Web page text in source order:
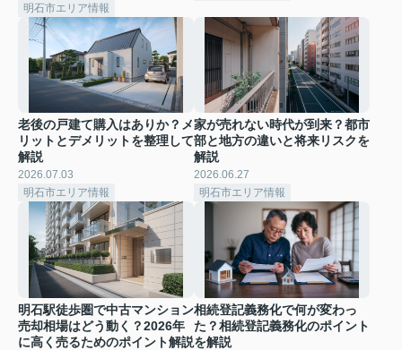
明石市エリア情報
老後の戸建て購入はありか？メ
リットとデメリットを整理して
解説
2026.07.03
明石市エリア情報
家が売れない時代が到来？都市
部と地方の違いと将来リスクを
解説
2026.06.27
明石市エリア情報
明石駅徒歩圏で中古マンション
売却相場はどう動く？2026年
に高く売るためのポイント解説
相続登記義務化で何が変わっ
た？相続登記義務化のポイント
を解説